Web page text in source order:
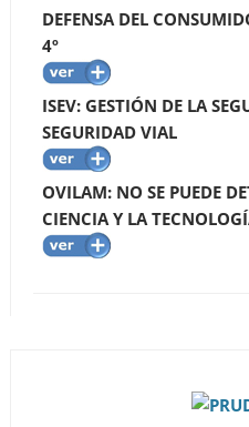
DEFENSA DEL
4º
ISEV: GESTIÓN DE LA
SEGURIDAD VIAL
OVILAM: NO SE PUEDE
CIENCIA Y LA